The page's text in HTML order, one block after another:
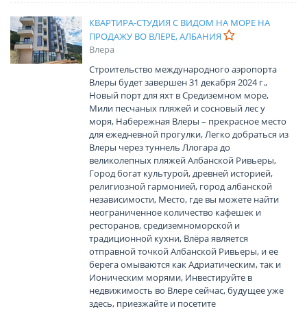
КВАРТИРА-СТУДИЯ С ВИДОМ НА МОРЕ НА
ПРОДАЖУ ВО ВЛЕРЕ, АЛБАНИЯ
Влера
Строительство международного аэропорта
Влеры будет завершен 31 декабря 2024 г.,
Новый порт для яхт в Средиземном море,
Мили песчаных пляжей и сосновый лес у
моря, Набережная Влеры – прекрасное место
для ежедневной прогулки, Легко добраться из
Влеры через туннель Ллогара до
великолепных пляжей Албанской Ривьеры,
Город богат культурой, древней историей,
религиозной гармонией, город албанской
независимости, Место, где вы можете найти
неограниченное количество кафешек и
ресторанов, средиземноморской и
традиционной кухни, Влёра является
отправной точкой Албанской Ривьеры, и ее
берега омываются как Адриатическим, так и
Ионическим морями, Инвестируйте в
недвижимость во Влере сейчас, будущее уже
здесь, приезжайте и посетите